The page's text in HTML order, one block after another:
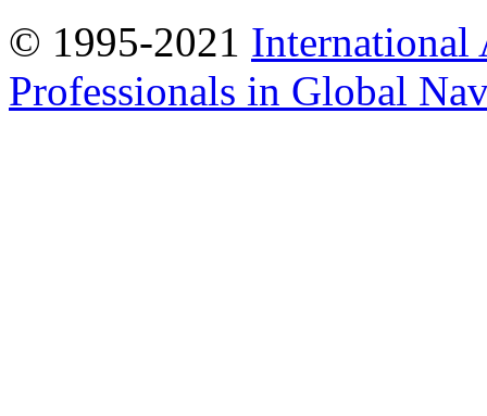
© 1995-2021 International
Professionals in Global